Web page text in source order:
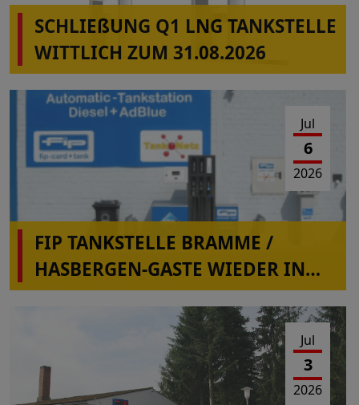
SCHLIEßUNG Q1 LNG TANKSTELLE
WITTLICH ZUM 31.08.2026
Jul
6
2026
FIP TANKSTELLE BRAMME /
HASBERGEN-GASTE WIEDER IN
BETRIEB
Jul
3
2026